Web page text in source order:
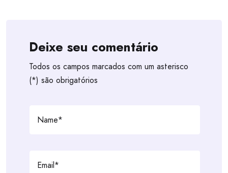
Deixe seu comentário
Todos os campos marcados com um asterisco
(*) são obrigatórios